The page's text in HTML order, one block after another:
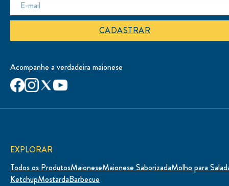
CADASTRAR
Acompanhe a verdadeira maionese
EXPLORAR
Todos os ProdutosMaioneseMaionese SaborizadaMolho para
KetchupMostardaBarbecue